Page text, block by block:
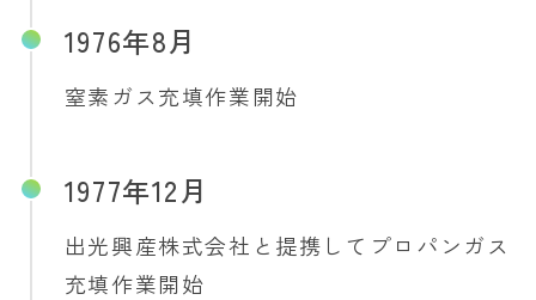
1976年8月
窒素ガス充填作業開始
1977年12月
出光興産株式会社と提携してプロパンガス
充填作業開始